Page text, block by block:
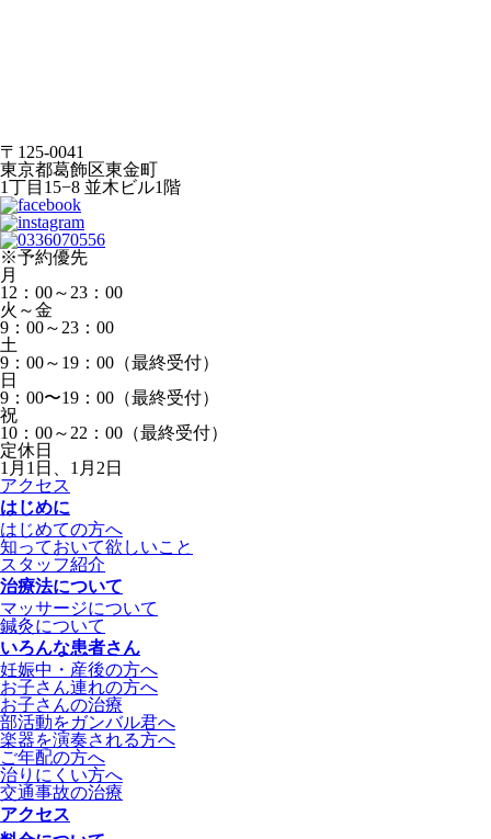
〒125-0041
東京都葛飾区東金町
1丁目15−8 並木ビル1階
※予約優先
月
12：00～23：00
火～金
9：00～23：00
土
9：00～19：00（最終受付）
日
9：00〜19：00（最終受付）
祝
10：00～22：00（最終受付）
定休日
1月1日、1月2日
アクセス
はじめに
はじめての方へ
知っておいて欲しいこと
スタッフ紹介
治療法について
マッサージについて
鍼灸について
いろんな患者さん
妊娠中・産後の方へ
お子さん連れの方へ
お子さんの治療
部活動をガンバル君へ
楽器を演奏される方へ
ご年配の方へ
治りにくい方へ
交通事故の治療
アクセス